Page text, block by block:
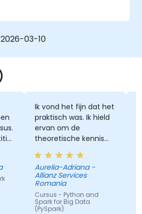
begrijpen ze het
en taken. Deze cursus
op best practices en
waarbij
aan Databricks
krijgen tevens inzicht in
AWS EMR en AWS Glue –
gebaseerde service van
2026-03-10
Ik vond het fijn dat het
praktisch was. Ik hield
ervan om de
theoretische kennis
toe te passen met
praktijkvoorbeelden.
Aurelia-Adriana -
Allianz Services
Romania
Cursus - Python and
Spark for Big Data
(PySpark)